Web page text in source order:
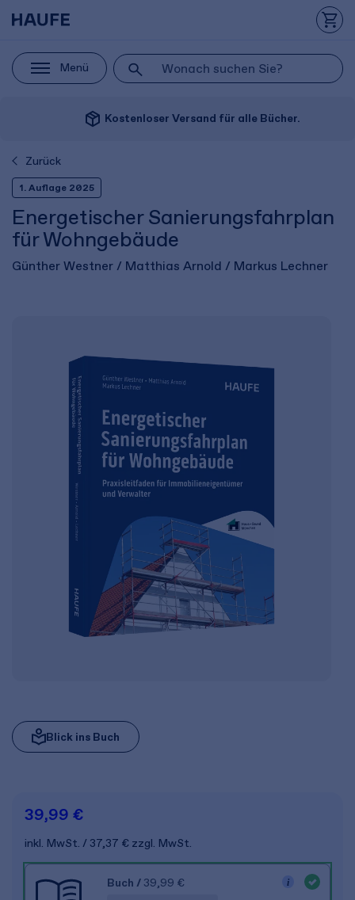
Menü
package_2 Kostenloser Versand für alle Bücher.
Zurück
1. Auflage 2025
Energetischer Sanierungsfahrplan
für Wohngebäude
Günther Westner / Matthias Arnold / Markus Lechner
Blick ins Buch
39,99 €
inkl. MwSt. 37,37 € zzgl. MwSt.
Buch / 39,99 €